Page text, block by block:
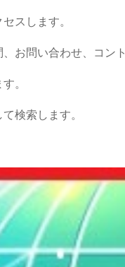
スします。
お問い合わせ、コン
。
検索します。